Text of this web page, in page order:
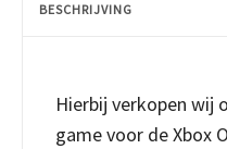
BESCHRIJVING
Hierbij verkopen wij
game voor de Xbox